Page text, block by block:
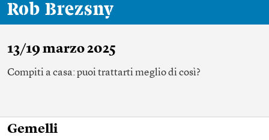
Rob Brezsny
13/19 marzo 2025
Compiti a casa: puoi trattarti meglio di così?
Gemelli